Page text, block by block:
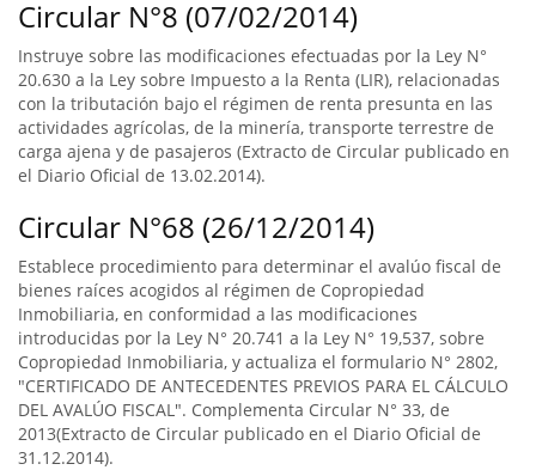
Circular N°8 (07/02/2014)
Instruye sobre las modificaciones efectuadas por la Ley N°
20.630 a la Ley sobre Impuesto a la Renta (LIR), relacionadas
con la tributación bajo el régimen de renta presunta en las
actividades agrícolas, de la minería, transporte terrestre de
carga ajena y de pasajeros (Extracto de Circular publicado en
el Diario Oficial de 13.02.2014).
Circular N°68 (26/12/2014)
Establece procedimiento para determinar el avalúo fiscal de
bienes raíces acogidos al régimen de Copropiedad
Inmobiliaria, en conformidad a las modificaciones
introducidas por la Ley N° 20.741 a la Ley N° 19,537, sobre
Copropiedad Inmobiliaria, y actualiza el formulario N° 2802,
"CERTIFICADO DE ANTECEDENTES PREVIOS PARA EL CÁLCULO
DEL AVALÚO FISCAL". Complementa Circular N° 33, de
2013(Extracto de Circular publicado en el Diario Oficial de
31.12.2014).